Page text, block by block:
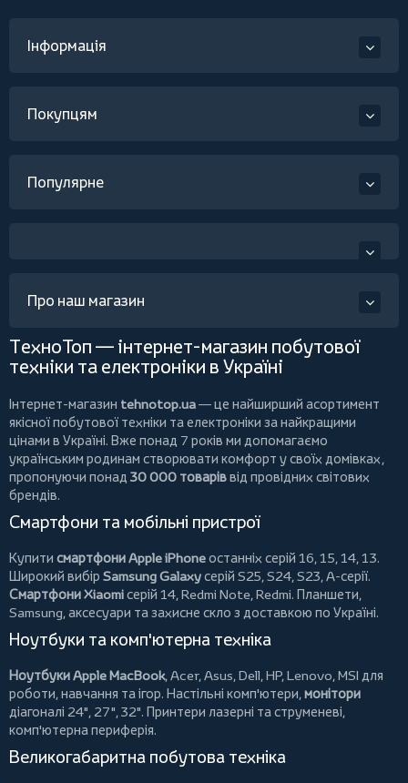
Інформація
Покупцям
Популярне
Про наш магазин
ТехноТоп — інтернет-магазин побутової
техніки та електроніки в Україні
Інтернет-магазин tehnotop.ua— це найширший асортимент
якісної побутової техніки та електроніки за найкращими
цінами в Україні. Вже понад 7 років ми допомагаємо
українським родинам створювати комфорт у своїх домівках,
пропонуючи понад 30 000 товаріввід провідних світових
брендів.
Смартфони та мобільні пристрої
Купити смартфони Apple iPhoneостанніх серій 16, 15, 14, 13.
Широкий вибір Samsung Galaxyсерій S25, S24, S23, A-серії.
Смартфони Xiaomiсерій 14, Redmi Note, Redmi. Планшети,
Samsung, аксесуари тазахисне скло з доставкою по Україні.
Ноутбуки та комп'ютерна техніка
Ноутбуки Apple MacBook,Acer,Asus,Dell,HP,Lenovo,MSI для
роботи, навчання та ігор. Настільні комп'ютери,монітори
діагоналі 24", 27", 32". Принтери лазерні та струменеві,
комп'ютерна периферія.
Великогабаритна побутова техніка